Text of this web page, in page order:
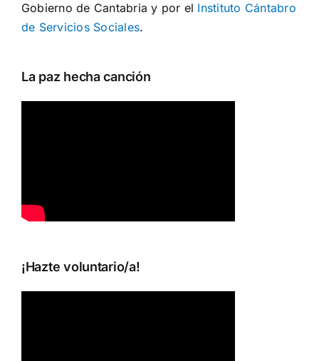
Gobierno de Cantabria y por el Instituto Cántabro
de Servicios Sociales.
La paz hecha canción
¡Hazte voluntario/a!